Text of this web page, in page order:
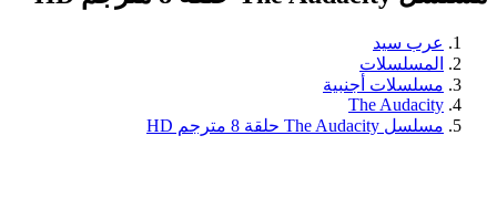
عرب سيد
المسلسلات
مسلسلات أجنبية
The Audacity
مسلسل The Audacity حلقة 8 مترجم HD